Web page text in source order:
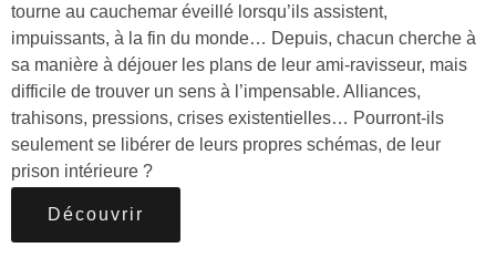
tourne au cauchemar éveillé lorsqu’ils assistent,
impuissants, à la fin du monde… Depuis, chacun cherche à
sa manière à déjouer les plans de leur ami-ravisseur, mais
difficile de trouver un sens à l’impensable. Alliances,
trahisons, pressions, crises existentielles… Pourront-ils
seulement se libérer de leurs propres schémas, de leur
prison intérieure ?
Découvrir